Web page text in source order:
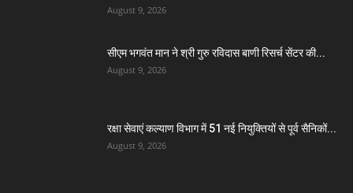
August 9, 2026
सीएम भगवंत मान ने श्री गुरु रविदास बाणी रिसर्च सेंटर की...
August 9, 2026
रक्षा सेवाएं कल्याण विभाग में 51 नई नियुक्तियों से पूर्व सैनिकों...
August 9, 2026